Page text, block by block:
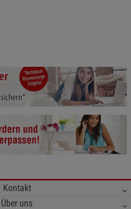
Kontakt
Über uns
anzeigen
(1) Funktionale
anzeigen
(2) Statistik Cookies